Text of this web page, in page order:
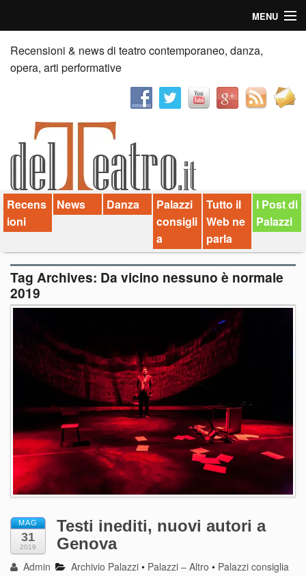
MENU
Home
Recensioni
News
Palazzi consiglia
Video
Chi siamo
Contatti
dT in English
Recensioni & news di teatro contemporaneo, danza,
opera, arti performative
Recens
ioni
News Danza
Palazzi
consigli
a
Tutto il
Web ne
parla
I Post di
Palazzi
Tag Archives: Da vicino nessuno è normale
2019
MAG
31
2019
Testi inediti, nuovi autori a
Genova
Admin Archivio Palazzi • Palazzi – Altro • Palazzi consiglia